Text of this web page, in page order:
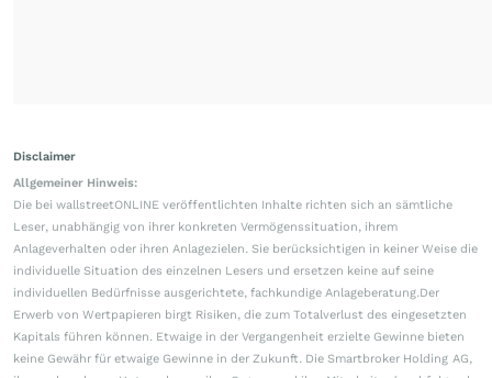
Disclaimer
Allgemeiner Hinweis:
Die bei wallstreetONLINE veröffentlichten Inhalte richten sich an sämtliche
Leser, unabhängig von ihrer konkreten Vermögenssituation, ihrem
Anlageverhalten oder ihren Anlagezielen. Sie berücksichtigen in keiner Weise die
individuelle Situation des einzelnen Lesers und ersetzen keine auf seine
individuellen Bedürfnisse ausgerichtete, fachkundige Anlageberatung.Der
Erwerb von Wertpapieren birgt Risiken, die zum Totalverlust des eingesetzten
Kapitals führen können. Etwaige in der Vergangenheit erzielte Gewinne bieten
keine Gewähr für etwaige Gewinne in der Zukunft. Die Smartbroker Holding AG,